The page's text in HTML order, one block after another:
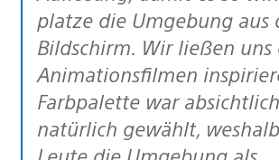
platze die Umgebung aus
Bildschirm. Wir ließen uns
Animationsfilmen
Farbpalette war
natürlich gewählt,
Leute die Umgebung als